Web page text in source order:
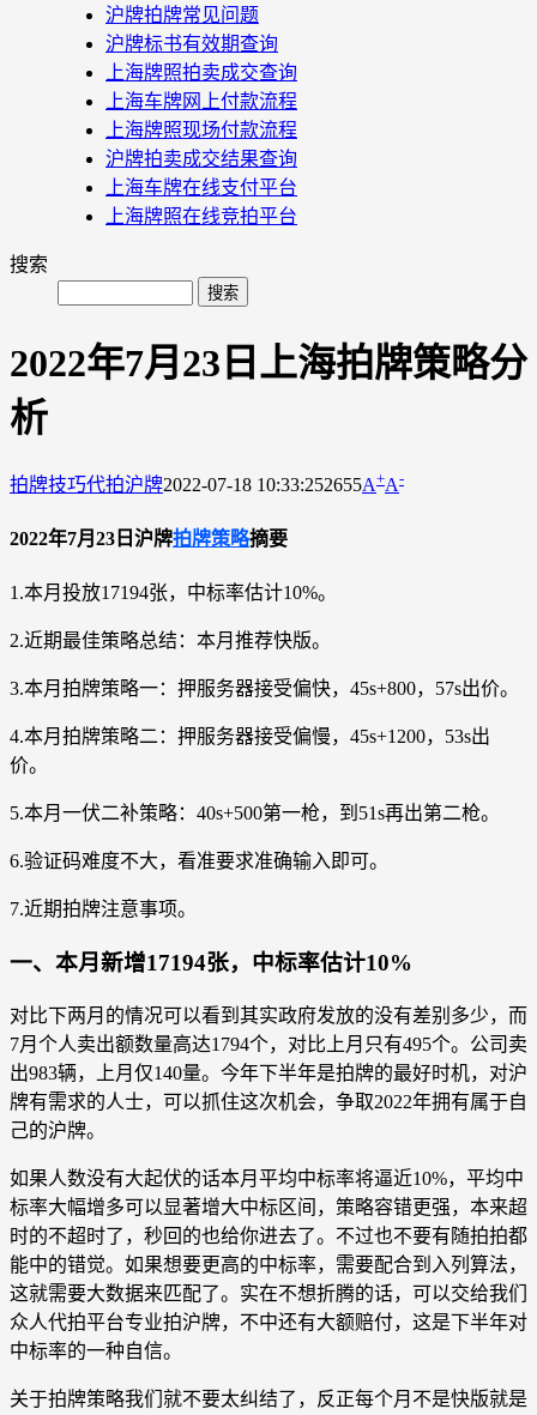
沪牌拍牌常见问题
沪牌标书有效期查询
上海牌照拍卖成交查询
上海车牌网上付款流程
上海牌照现场付款流程
沪牌拍卖成交结果查询
上海车牌在线支付平台
上海牌照在线竞拍平台
搜索
2022年7月23日上海拍牌策略分
析
拍牌技巧代拍沪牌2022-07-18 10:33:252655A+A-
2022年7月23日沪牌拍牌策略摘要
1.本月投放17194张，中标率估计10%。
2.近期最佳策略总结：本月推荐快版。
3.本月拍牌策略一：押服务器接受偏快，45s+800，57s出价。
4.本月拍牌策略二：押服务器接受偏慢，45s+1200，53s出
价。
5.本月一伏二补策略：40s+500第一枪，到51s再出第二枪。
6.验证码难度不大，看准要求准确输入即可。
7.近期拍牌注意事项。
一、本月新增17194张，中标率估计10%
对比下两月的情况可以看到其实政府发放的没有差别多少，而
7月个人卖出额数量高达1794个，对比上月只有495个。公司卖
出983辆，上月仅140量。今年下半年是拍牌的最好时机，对沪
牌有需求的人士，可以抓住这次机会，争取2022年拥有属于自
己的沪牌。
如果人数没有大起伏的话本月平均中标率将逼近10%，平均中
标率大幅增多可以显著增大中标区间，策略容错更强，本来超
时的不超时了，秒回的也给你进去了。不过也不要有随拍拍都
能中的错觉。如果想要更高的中标率，需要配合到入列算法，
这就需要大数据来匹配了。实在不想折腾的话，可以交给我们
众人代拍平台专业拍沪牌，不中还有大额赔付，这是下半年对
中标率的一种自信。
关于拍牌策略我们就不要太纠结了，反正每个月不是快版就是